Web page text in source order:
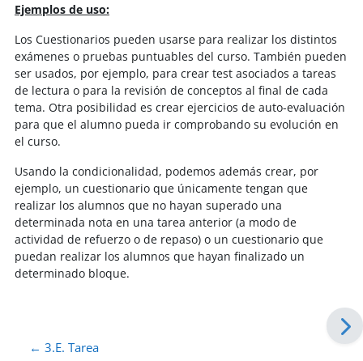
Ejemplos de uso:
Los Cuestionarios pueden usarse para realizar los distintos
exámenes o pruebas puntuables del curso. También pueden
ser usados, por ejemplo, para crear test asociados a tareas
de lectura o para la revisión de conceptos al final de cada
tema. Otra posibilidad es crear ejercicios de auto-evaluación
para que el alumno pueda ir comprobando su evolución en
el curso.
Usando la condicionalidad, podemos además crear, por
ejemplo, un cuestionario que únicamente tengan que
realizar los alumnos que no hayan superado una
determinada nota en una tarea anterior (a modo de
actividad de refuerzo o de repaso) o un cuestionario que
puedan realizar los alumnos que hayan finalizado un
determinado bloque.
← 3.E. Tarea